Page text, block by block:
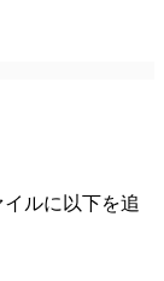
イルに以下を追